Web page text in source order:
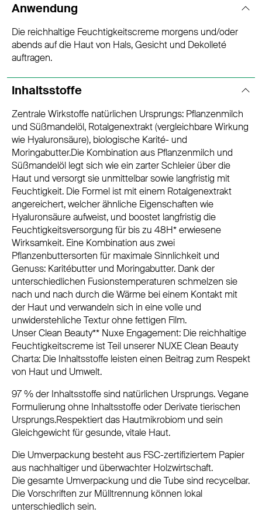
Anwendung
Die reichhaltige Feuchtigkeitscreme morgens und/oder
abends auf die Haut von Hals, Gesicht und Dekolleté
auftragen.
Inhaltsstoffe
Zentrale Wirkstoffe natürlichen Ursprungs: Pflanzenmilch
und Süßmandelöl, Rotalgenextrakt (vergleichbare Wirkung
wie Hyaluronsäure), biologische Karité- und
Moringabutter.Die Kombination aus Pflanzenmilch und
Süßmandelöl legt sich wie ein zarter Schleier über die
Haut und versorgt sie unmittelbar sowie langfristig mit
Feuchtigkeit. Die Formel ist mit einem Rotalgenextrakt
angereichert, welcher ähnliche Eigenschaften wie
Hyaluronsäure aufweist, und boostet langfristig die
Feuchtigkeitsversorgung für bis zu 48H* erwiesene
Wirksamkeit. Eine Kombination aus zwei
Pflanzenbuttersorten für maximale Sinnlichkeit und
Genuss: Karitébutter und Moringabutter. Dank der
unterschiedlichen Fusionstemperaturen schmelzen sie
nach und nach durch die Wärme bei einem Kontakt mit
der Haut und verwandeln sich in eine volle und
unwiderstehliche Textur ohne fettigen Film.
Unser Clean Beauty** Nuxe Engagement: Die reichhaltige
Feuchtigkeitscreme ist Teil unserer NUXE Clean Beauty
Charta: Die Inhaltsstoffe leisten einen Beitrag zum Respekt
von Haut und Umwelt.
97 % der Inhaltsstoffe sind natürlichen Ursprungs. Vegane
Formulierung ohne Inhaltsstoffe oder Derivate tierischen
Ursprungs.Respektiert das Hautmikrobiom und sein
Gleichgewicht für gesunde, vitale Haut.
Die Umverpackung besteht aus FSC-zertifiziertem Papier
aus nachhaltiger und überwachter Holzwirtschaft.
Die gesamte Umverpackung und die Tube sind recycelbar.
Die Vorschriften zur Mülltrennung können lokal
unterschiedlich sein.